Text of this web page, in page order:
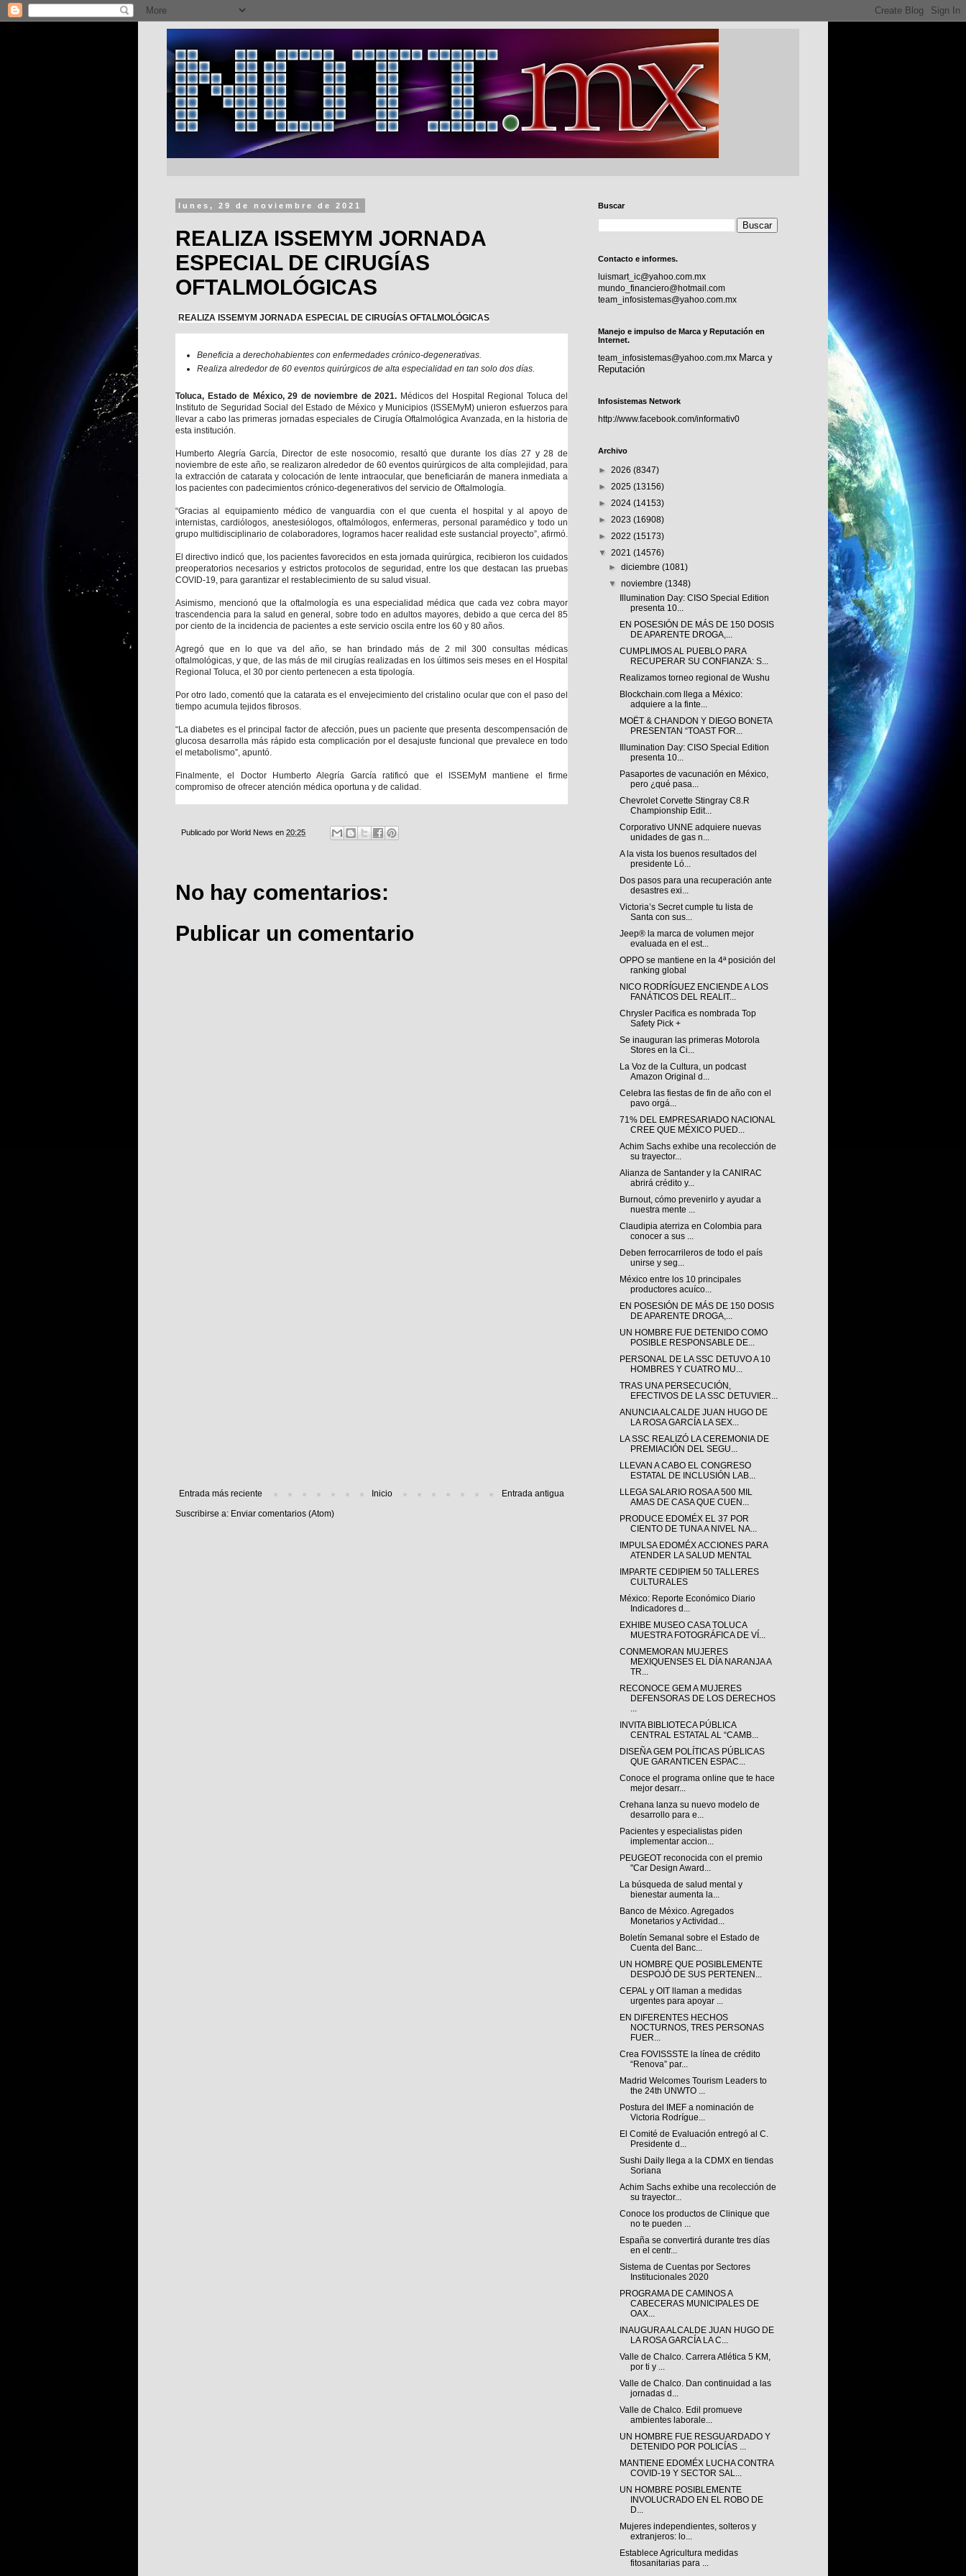
lunes, 29 de noviembre de 2021
REALIZA ISSEMYM JORNADA
ESPECIAL DE CIRUGÍAS
OFTALMOLÓGICAS
REALIZA ISSEMYM JORNADA ESPECIAL DE CIRUGÍAS OFTALMOLÓGICAS
Beneficia a derechohabientes con enfermedades crónico-degenerativas.
Realiza alrededor de 60 eventos quirúrgicos de alta especialidad en tan solo dos días.
Toluca, Estado de México, 29 de noviembre de 2021. Médicos del Hospital Regional Toluca del
Instituto de Seguridad Social del Estado de México y Municipios (ISSEMyM) unieron esfuerzos para
llevar a cabo las primeras jornadas especiales de Cirugía Oftalmológica Avanzada, en la historia de
esta institución.
Humberto Alegría García, Director de este nosocomio, resaltó que durante los días 27 y 28 de
noviembre de este año, se realizaron alrededor de 60 eventos quirúrgicos de alta complejidad, para
la extracción de catarata y colocación de lente intraocular, que beneficiarán de manera inmediata a
los pacientes con padecimientos crónico-degenerativos del servicio de Oftalmología.
“Gracias al equipamiento médico de vanguardia con el que cuenta el hospital y al apoyo de
internistas, cardiólogos, anestesiólogos, oftalmólogos, enfermeras, personal paramédico y todo un
grupo multidisciplinario de colaboradores, logramos hacer realidad este sustancial proyecto”, afirmó.
El directivo indicó que, los pacientes favorecidos en esta jornada quirúrgica, recibieron los cuidados
preoperatorios necesarios y estrictos protocolos de seguridad, entre los que destacan las pruebas
COVID-19, para garantizar el restablecimiento de su salud visual.
Asimismo, mencionó que la oftalmología es una especialidad médica que cada vez cobra mayor
trascendencia para la salud en general, sobre todo en adultos mayores, debido a que cerca del 85
por ciento de la incidencia de pacientes a este servicio oscila entre los 60 y 80 años.
Agregó que en lo que va del año, se han brindado más de 2 mil 300 consultas médicas
oftalmológicas, y que, de las más de mil cirugías realizadas en los últimos seis meses en el Hospital
Regional Toluca, el 30 por ciento pertenecen a esta tipología.
Por otro lado, comentó que la catarata es el envejecimiento del cristalino ocular que con el paso del
tiempo acumula tejidos fibrosos.
“La diabetes es el principal factor de afección, pues un paciente que presenta descompensación de
glucosa desarrolla más rápido esta complicación por el desajuste funcional que prevalece en todo
el metabolismo”, apuntó.
Finalmente, el Doctor Humberto Alegría García ratificó que el ISSEMyM mantiene el firme
compromiso de ofrecer atención médica oportuna y de calidad.
Publicado por World News en 20:25
No hay comentarios:
Publicar un comentario
Entrada más reciente Entrada antigua
Inicio
Suscribirse a: Enviar comentarios (Atom)
Buscar
Contacto e informes.
luismart_ic@yahoo.com.mx
mundo_financiero@hotmail.com
team_infosistemas@yahoo.com.mx
Manejo e impulso de Marca y Reputación en
Internet.
team_infosistemas@yahoo.com.mx Marca y
Reputación
Infosistemas Network
http://www.facebook.com/informativ0
Archivo
► 2026 (8347)
► 2025 (13156)
► 2024 (14153)
► 2023 (16908)
► 2022 (15173)
▼ 2021 (14576)
►diciembre(1081)
▼noviembre(1348)
Illumination Day: CISO Special Edition
presenta 10...
EN POSESIÓN DE MÁS DE 150 DOSIS
DE APARENTE DROGA,...
CUMPLIMOS AL PUEBLO PARA
RECUPERAR SU CONFIANZA: S...
Realizamos torneo regional de Wushu
Blockchain.com llega a México:
adquiere a la finte...
MOËT & CHANDON Y DIEGO BONETA
PRESENTAN “TOAST FOR...
Illumination Day: CISO Special Edition
presenta 10...
Pasaportes de vacunación en México,
pero ¿qué pasa...
Chevrolet Corvette Stingray C8.R
Championship Edit...
Corporativo UNNE adquiere nuevas
unidades de gas n...
A la vista los buenos resultados del
presidente Ló...
Dos pasos para una recuperación ante
desastres exi...
Victoria’s Secret cumple tu lista de
Santa con sus...
Jeep® la marca de volumen mejor
evaluada en el est...
OPPO se mantiene en la 4ª posición del
ranking global
NICO RODRÍGUEZ ENCIENDE A LOS
FANÁTICOS DEL REALIT...
Chrysler Pacifica es nombrada Top
Safety Pick +
Se inauguran las primeras Motorola
Stores en la Ci...
La Voz de la Cultura, un podcast
Amazon Original d...
Celebra las fiestas de fin de año con el
pavo orgá...
71% DEL EMPRESARIADO NACIONAL
CREE QUE MÉXICO PUED...
Achim Sachs exhibe una recolección de
su trayector...
Alianza de Santander y la CANIRAC
abrirá crédito y...
Burnout, cómo prevenirlo y ayudar a
nuestra mente ...
Claudipia aterriza en Colombia para
conocer a sus ...
Deben ferrocarrileros de todo el país
unirse y seg...
México entre los 10 principales
productores acuíco...
EN POSESIÓN DE MÁS DE 150 DOSIS
DE APARENTE DROGA,...
UN HOMBRE FUE DETENIDO COMO
POSIBLE RESPONSABLE DE...
PERSONAL DE LA SSC DETUVO A 10
HOMBRES Y CUATRO MU...
TRAS UNA PERSECUCIÓN,
EFECTIVOS DE LA SSC DETUVIER...
ANUNCIA ALCALDE JUAN HUGO DE
LA ROSA GARCÍA LA SEX...
LA SSC REALIZÓ LA CEREMONIA DE
PREMIACIÓN DEL SEGU...
LLEVAN A CABO EL CONGRESO
ESTATAL DE INCLUSIÓN LAB...
LLEGA SALARIO ROSA A 500 MIL
AMAS DE CASA QUE CUEN...
PRODUCE EDOMÉX EL 37 POR
CIENTO DE TUNA A NIVEL NA...
IMPULSA EDOMÉX ACCIONES PARA
ATENDER LA SALUD MENTAL
IMPARTE CEDIPIEM 50 TALLERES
CULTURALES
México: Reporte Económico Diario
Indicadores d...
EXHIBE MUSEO CASA TOLUCA
MUESTRA FOTOGRÁFICA DE VÍ...
CONMEMORAN MUJERES
MEXIQUENSES EL DÍA NARANJA A
TR...
RECONOCE GEM A MUJERES
DEFENSORAS DE LOS DERECHOS
...
INVITA BIBLIOTECA PÚBLICA
CENTRAL ESTATAL AL “CAMB...
DISEÑA GEM POLÍTICAS PÚBLICAS
QUE GARANTICEN ESPAC...
Conoce el programa online que te hace
mejor desarr...
Crehana lanza su nuevo modelo de
desarrollo para e...
Pacientes y especialistas piden
implementar accion...
PEUGEOT reconocida con el premio
"Car Design Award...
La búsqueda de salud mental y
bienestar aumenta la...
Banco de México. Agregados
Monetarios y Actividad...
Boletín Semanal sobre el Estado de
Cuenta del Banc...
UN HOMBRE QUE POSIBLEMENTE
DESPOJÓ DE SUS PERTENEN...
CEPAL y OIT llaman a medidas
urgentes para apoyar ...
EN DIFERENTES HECHOS
NOCTURNOS, TRES PERSONAS
FUER...
Crea FOVISSSTE la línea de crédito
“Renova” par...
Madrid Welcomes Tourism Leaders to
the 24th UNWTO ...
Postura del IMEF a nominación de
Victoria Rodrígue...
El Comité de Evaluación entregó al C.
Presidente d...
Sushi Daily llega a la CDMX en tiendas
Soriana
Achim Sachs exhibe una recolección de
su trayector...
Conoce los productos de Clinique que
no te pueden ...
España se convertirá durante tres días
en el centr...
Sistema de Cuentas por Sectores
Institucionales 2020
PROGRAMA DE CAMINOS A
CABECERAS MUNICIPALES DE
OAX...
INAUGURA ALCALDE JUAN HUGO DE
LA ROSA GARCÍA LA C...
Valle de Chalco. Carrera Atlética 5 KM,
por ti y ...
Valle de Chalco. Dan continuidad a las
jornadas d...
Valle de Chalco. Edil promueve
ambientes laborale...
UN HOMBRE FUE RESGUARDADO Y
DETENIDO POR POLICÍAS ...
MANTIENE EDOMÉX LUCHA CONTRA
COVID-19 Y SECTOR SAL...
UN HOMBRE POSIBLEMENTE
INVOLUCRADO EN EL ROBO DE
D...
Mujeres independientes, solteros y
extranjeros: lo...
Establece Agricultura medidas
fitosanitarias para ...